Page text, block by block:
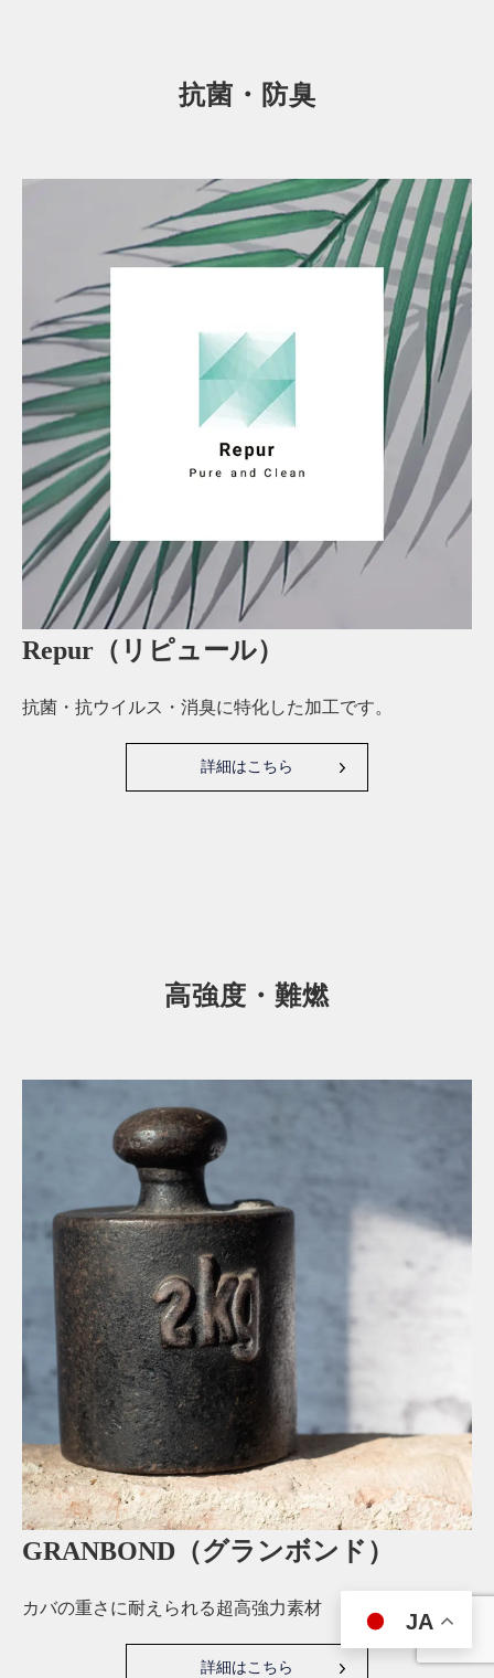
抗菌・防臭
Repur（リピュール）
抗菌・抗ウイルス・消臭に特化した加工です。
詳細はこちら
高強度・難燃
GRANBOND（グランボンド）
カバの重さに耐えられる超高強力素材
詳細はこちら
JA